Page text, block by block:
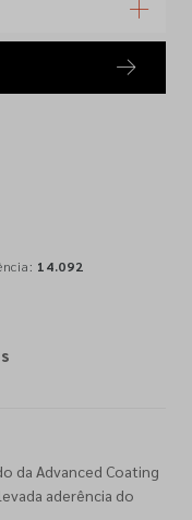
14.092
da Advanced Coating
aderência do